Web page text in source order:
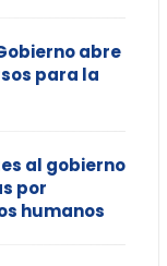
abre
para la
al gobierno
por
humanos